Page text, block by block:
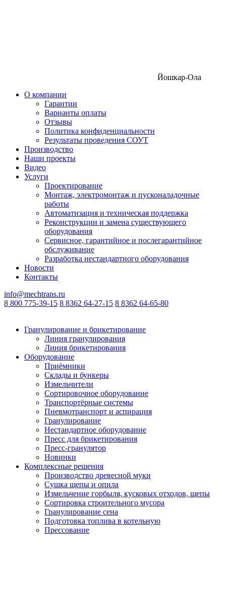
Йошкар-Ола
О компании
Гарантии
Варианты оплаты
Отзывы
Политика конфиденциальности
Результаты проведения СОУТ
Производство
Наши проекты
Видео
Услуги
Проектирование
Монтаж, электромонтаж и пусконаладочные
работы
Автоматизация и техническая поддержка
Реконструкции и замена существующего
оборудования
Сервисное, гарантийное и послегарантийное
обслуживание
Разработка нестандартного оборудования
Новости
Контакты
info@mechtrans.ru
8 800 775-39-15 8 8362 64-27-15 8 8362 64-65-80
Гранулирование и брикетирование
Линия гранулирования
Линия брикетирования
Оборудование
Приёмники
Склады и бункеры
Измельчители
Сортировочное оборудование
Транспортёрные системы
Пневмотранспорт и аспирация
Гранулирование
Нестандартное оборудование
Пресс для брикетирования
Пресс-гранулятор
Новинки
Комплексные решения
Производство древесной муки
Сушка щепы и опила
Измельчение горбыля, кусковых отходов, щепы
Сортировка строительного мусора
Гранулирование сена
Подготовка топлива в котельную
Прессование